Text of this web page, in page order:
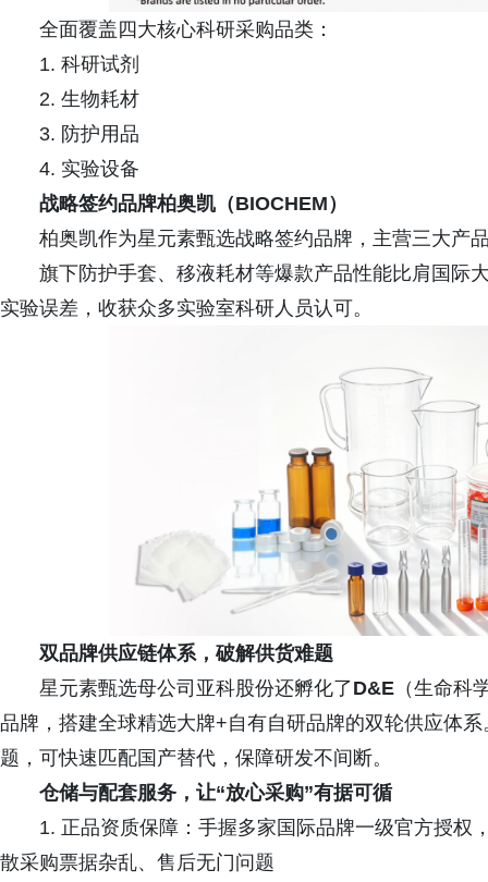
全面覆盖四大核心科研采购品类：
1. 科研试剂
2. 生物耗材
3. 防护用品
4. 实验设备
战略签约品牌柏奥凯（BIOCHEM）
柏奥凯作为星元素甄选战略签约品牌，主营三大产
旗下防护手套、移液耗材等爆款产品性能比肩国际
实验误差，收获众多实验室科研人员认可。
双品牌供应链体系，破解供货难题
星元素甄选母公司亚科股份还孵化了D&E （生命科
品牌，搭建全球精选大牌+自有自研品牌的双轮供应体
题，可快速匹配国产替代，保障研发不间断。
仓储与配套服务，让“放心采购”有据可循
1. 正品资质保障：手握多家国际品牌一级官方授权
散采购票据杂乱、售后无门问题